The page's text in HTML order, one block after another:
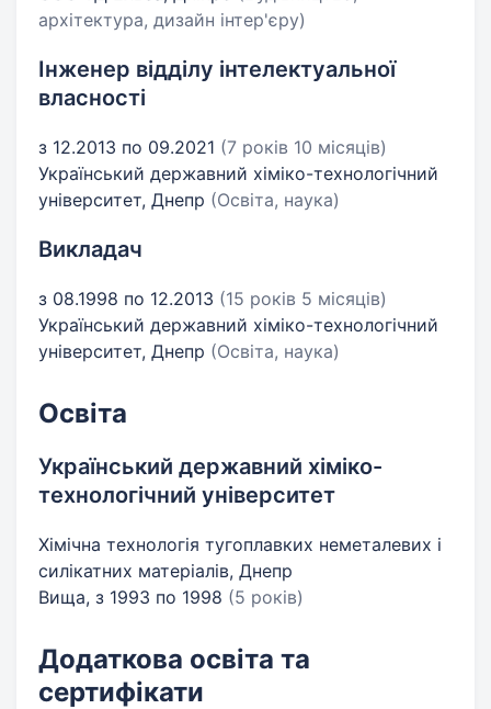
архітектура, дизайн інтер'єру)
Інженер відділу інтелектуальної
власності
з 12.2013 по 09.2021 (7 років 10 місяців)
Український державний хіміко-технологічний
університет, Днепр (Освіта, наука)
Викладач
з 08.1998 по 12.2013 (15 років 5 місяців)
Український державний хіміко-технологічний
університет, Днепр (Освіта, наука)
Освіта
Український державний хіміко-
технологічний університет
Хімічна технологія тугоплавких неметалевих і
силікатних матеріалів, Днепр
Вища, з 1993 по 1998 (5 років)
Додаткова освіта та
сертифікати